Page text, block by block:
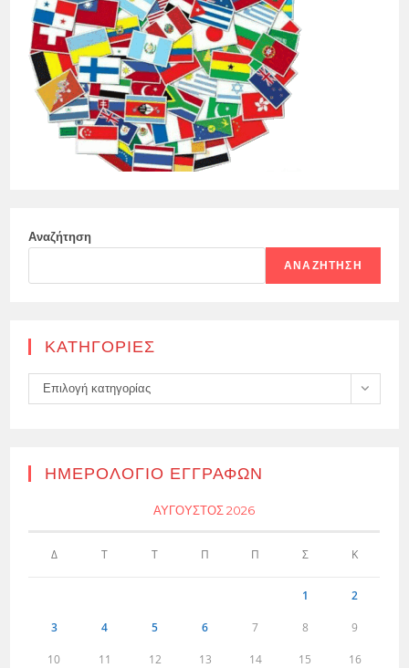
Αναζήτηση
ΑΝΑΖΉΤΗΣΗ
KΑΤΗΓΟΡΊΕΣ
Kατηγορίες
Επιλογή κατηγορίας
ΗΜΕΡΟΛΌΓΙΟ ΕΓΓΡΑΦΏΝ
ΑΎΓΟΥΣΤΟΣ 2026
Δ Τ Τ Π Π Σ Κ
1 2
3 4 5 6 7 8 9
10 11 12 13 14 15 16